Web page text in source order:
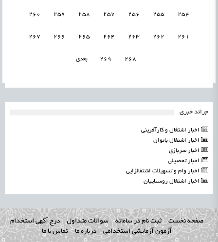
254
255
256
257
258
259
260
261
262
263
264
265
266
267
268
269 بعدی
جرائد خبری
اخبار اشتغال و کارآفرینی
اخبار اشتغال بانوان
اخبار سربازی
اخبار تحصیلی
اخبار وام و تسهیلات اشتغالزایی
اخبار اشتغال روستاییان
صفحه نخست ثبت نام در سامانه سوالات متداول
درج آگهی استخدام
آزمون آزمایشی استخدامی
درباره ما تماس با ما